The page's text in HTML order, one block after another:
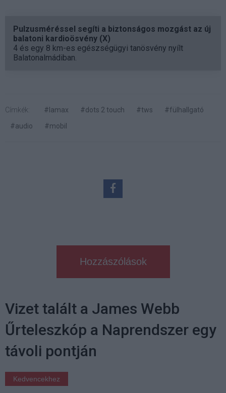
Pulzusméréssel segíti a biztonságos mozgást az új
balatoni kardioösvény (X)
4 és egy 8 km-es egészségügyi tanösvény nyílt
Balatonalmádiban.
Címkék: #lamax #dots 2 touch #tws
#fülhallgató
#audio
#mobil
Hozzászólások
Vizet talált a James Webb
Űrteleszkóp a Naprendszer egy
távoli pontján
Kedvencekhez